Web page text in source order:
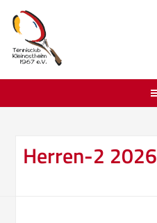
Herren-2 2026